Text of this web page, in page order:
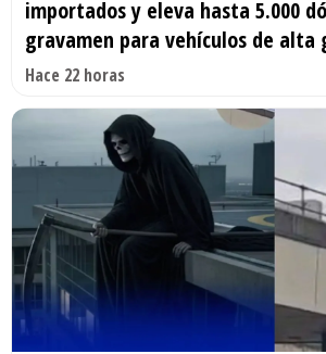
importados y eleva hasta 5.000
gravamen para vehículos de alta
Hace 22 horas